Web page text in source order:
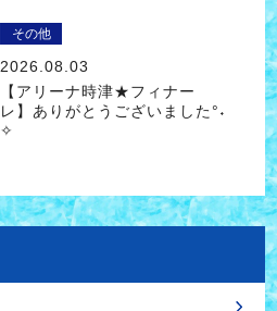
その他
2026.08.03
【アリーナ時津★フィナー
レ】ありがとうございました°˖
✧